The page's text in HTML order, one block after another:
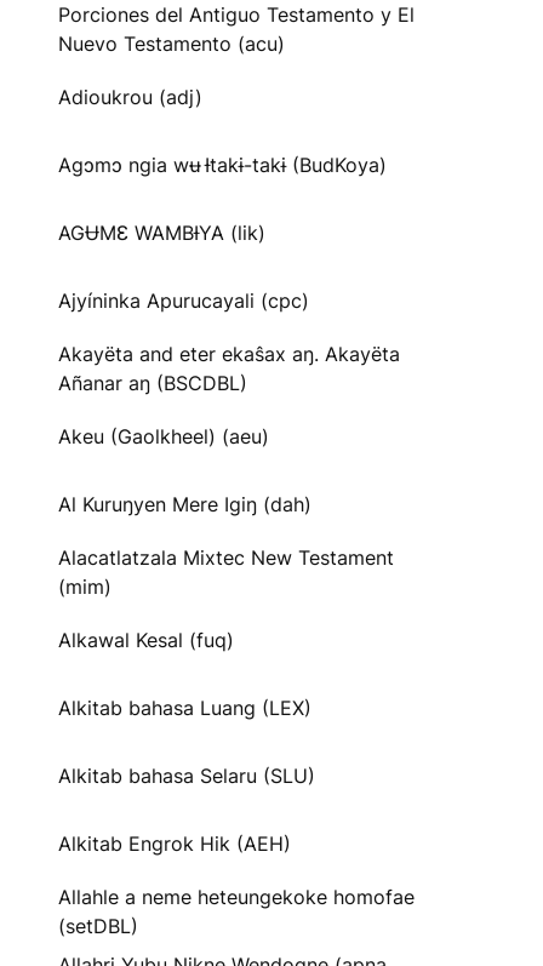
Porciones del Antiguo Testamento y El
Nuevo Testamento (acu)
Adioukrou (adj)
Agɔmɔ ngia wʉ Ɨtakɨ-takɨ (BudKoya)
AGɄMƐ WAMBƗYA (lik)
Ajyíninka Apurucayali (cpc)
Akayëta and eter ekaŝax aŋ. Akayëta
Añanar aŋ (BSCDBL)
Akeu (Gaolkheel) (aeu)
Al Kuruŋyen Mere Igiŋ (dah)
Alacatlatzala Mixtec New Testament
(mim)
Alkawal Kesal (fuq)
Alkitab bahasa Luang (LEX)
Alkitab bahasa Selaru (SLU)
Alkitab Engrok Hik (AEH)
Allahle a neme heteungekoke homofae
(setDBL)